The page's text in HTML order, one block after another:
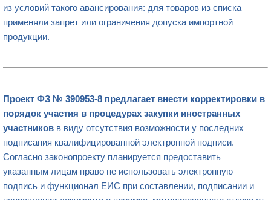
из условий такого авансирования: для товаров из списка
применяли запрет или ограничения допуска импортной
продукции.
Проект ФЗ № 390953-8 предлагает внести корректировки в
порядок участия в процедурах закупки иностранных
участников в виду отсутствия возможности у последних
подписания квалифицированной электронной подписи.
Согласно законопроекту планируется предоставить
указанным лицам право не использовать электронную
подпись и функционал ЕИС при составлении, подписании и